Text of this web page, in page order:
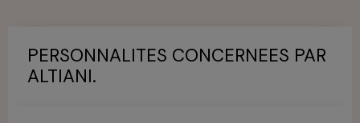
PERSONNALITES CONCERNEES PAR
ALTIANI.